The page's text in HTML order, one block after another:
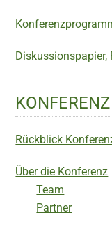
Diskussionspapier,
Rückblick
Über die Konferenz
Team
Partner